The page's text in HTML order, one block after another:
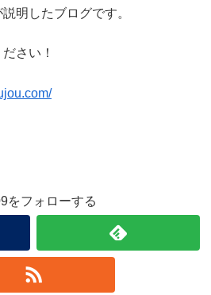
明したブログです。
さい！
をフォローする